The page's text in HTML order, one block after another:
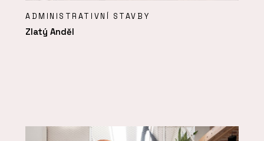
ADMINISTRATIVNÍ STAVBY
Zlatý Anděl